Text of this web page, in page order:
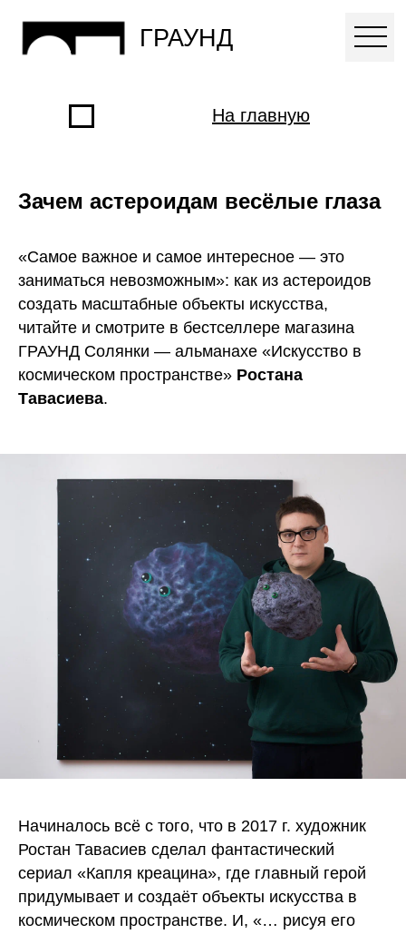
ГРАУНД
На главную
Зачем астероидам весёлые глаза
«Самое важное и самое интересное — это
заниматься невозможным»: как из астероидов
создать масштабные объекты искусства,
читайте и смотрите в бестселлере магазина
ГРАУНД Солянки — альманахе «Искусство в
космическом пространстве» Ростана
Тавасиева.
Начиналось всё с того, что в 2017 г. художник
Ростан Тавасиев сделал фантастический
сериал «Капля креацина», где главный герой
придумывает и создаёт объекты искусства в
космическом пространстве. И, «… рисуя его